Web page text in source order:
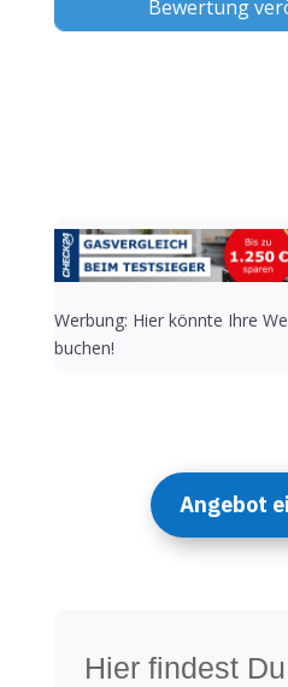
Werbung: Hier könnte Ihre
buchen!
Angebot
Hier findest